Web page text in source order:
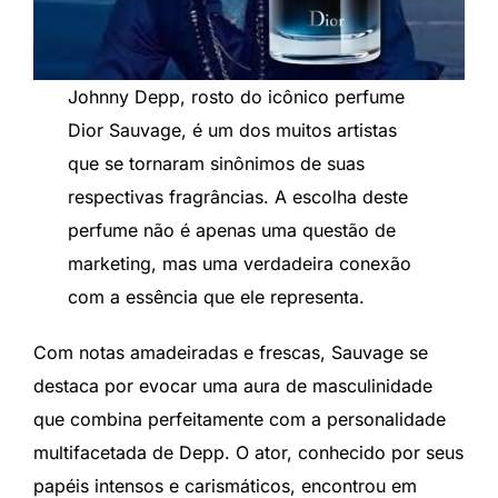
Johnny Depp, rosto do icônico perfume
Dior Sauvage, é um dos muitos artistas
que se tornaram sinônimos de suas
respectivas fragrâncias. A escolha deste
perfume não é apenas uma questão de
marketing, mas uma verdadeira conexão
com a essência que ele representa.
Com notas amadeiradas e frescas, Sauvage se
destaca por evocar uma aura de masculinidade
que combina perfeitamente com a personalidade
multifacetada de Depp. O ator, conhecido por seus
papéis intensos e carismáticos, encontrou em